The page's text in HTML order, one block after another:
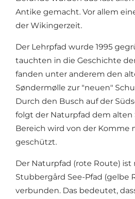
Antike gemacht. Vor allem
der Wikingerzeit.
Der Lehrpfad wurde 1995
tauchten in die Geschichte
fanden unter anderem den
Søndermølle zur "neuen"
Durch den Busch auf der
folgt der Naturpfad dem alten
Bereich wird von der Komme
geschützt.
Der Naturpfad (rote Route)
Stubbergård See-Pfad (gelbe
verbunden. Das bedeutet,